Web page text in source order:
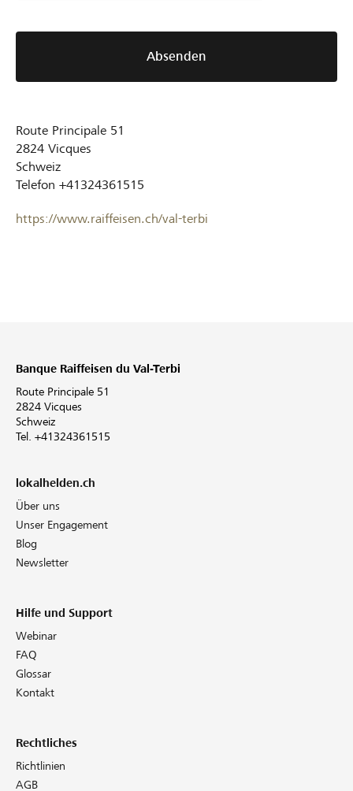
Absenden
Route Principale 51
2824 Vicques
Schweiz
Telefon +41324361515
https://www.raiffeisen.ch/val-terbi
Banque Raiffeisen du Val-Terbi
Route Principale 51
2824 Vicques
Schweiz
Tel. +41324361515
lokalhelden.ch
Über uns
Unser Engagement
Blog
Newsletter
Hilfe und Support
Webinar
FAQ
Glossar
Kontakt
Rechtliches
Richtlinien
AGB